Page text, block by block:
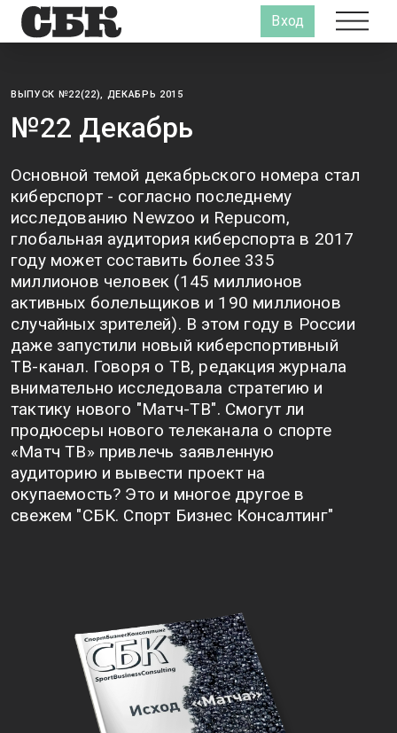
Вход
ВЫПУСК №22(22), ДЕКАБРЬ 2015
№22 Декабрь
Основной темой декабрьского номера стал
киберспорт - согласно последнему
исследованию Newzoo и Repucom,
глобальная аудитория киберспорта в 2017
году может составить более 335
миллионов человек (145 миллионов
активных болельщиков и 190 миллионов
случайных зрителей). В этом году в России
даже запустили новый киберспортивный
ТВ-канал. Говоря о ТВ, редакция журнала
внимательно исследовала стратегию и
тактику нового "Матч-ТВ". Смогут ли
продюсеры нового телеканала о спорте
«Матч ТВ» привлечь заявленную
аудиторию и вывести проект на
окупаемость? Это и многое другое в
свежем "СБК. Спорт Бизнес Консалтинг"